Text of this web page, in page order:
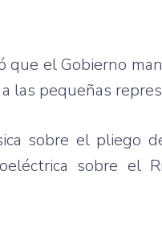
el Gobierno
las pequeñas
sobre el pliego
sobre el